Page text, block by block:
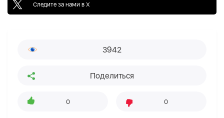
Следите за нами в X
3942
Поделиться
0 0